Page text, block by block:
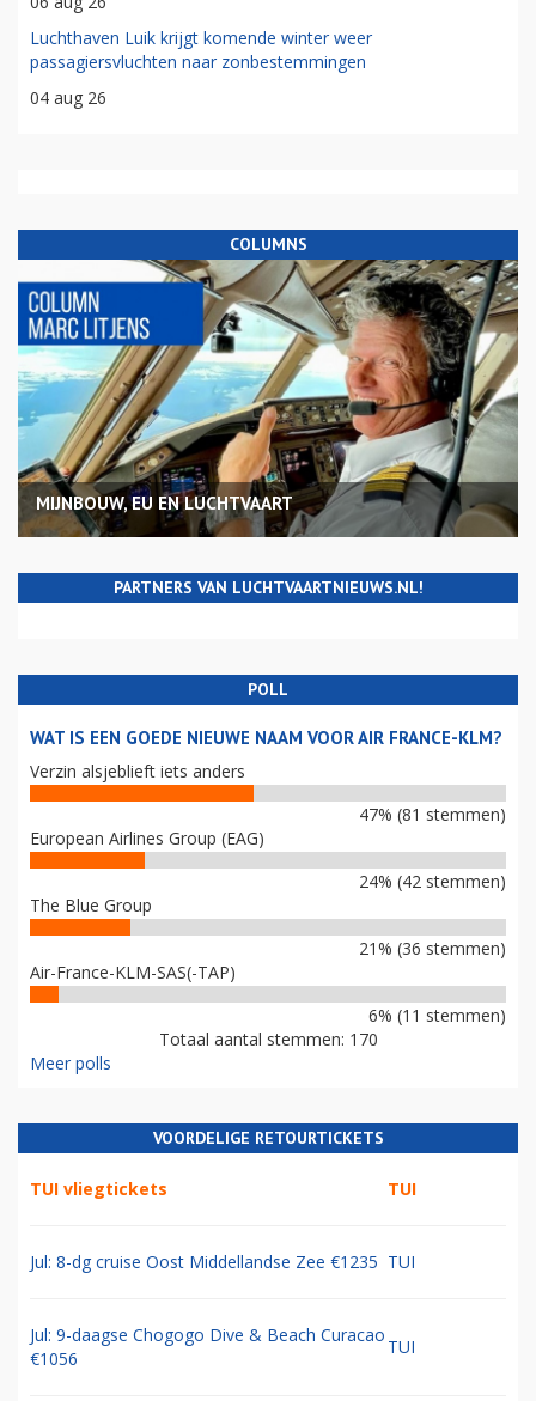
Luchthaven Luik krijgt komende winter weer
passagiersvluchten naar zonbestemmingen
04 aug 26
COLUMNS
MIJNBOUW, EU EN LUCHTVAART
PARTNERS VAN LUCHTVAARTNIEUWS.NL!
POLL
WAT IS EEN GOEDE NIEUWE NAAM VOOR AIR FRANCE-KLM?
Verzin alsjeblieft iets anders
47% (81 stemmen)
European Airlines Group (EAG)
24% (42 stemmen)
The Blue Group
21% (36 stemmen)
Air-France-KLM-SAS(-TAP)
6% (11 stemmen)
Totaal aantal stemmen: 170
Meer polls
VOORDELIGE RETOURTICKETS
TUI vliegtickets TUI
Jul: 8-dg cruise Oost Middellandse Zee €1235 TUI
Jul: 9-daagse Chogogo Dive & Beach Curacao
€1056
TUI